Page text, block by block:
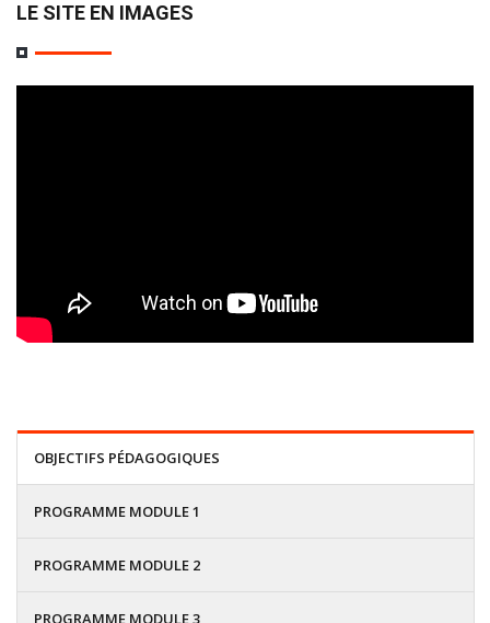
LE SITE EN IMAGES
OBJECTIFS PÉDAGOGIQUES
PROGRAMME MODULE 1
PROGRAMME MODULE 2
PROGRAMME MODULE 3